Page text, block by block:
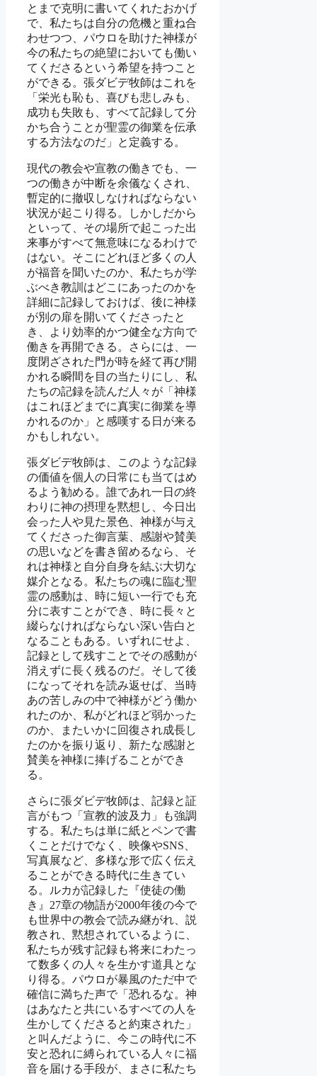
とまで克明に書いてくれたおかげ
で、私たちは自分の危機と重ね合
わせつつ、パウロを助けた神様が
今の私たちの絶望においても働い
てくださるという希望を持つこと
ができる。張ダビデ牧師はこれを
「栄光も恥も、喜びも悲しみも、
成功も失敗も、すべて記録して分
かち合うことが聖霊の御業を伝承
する方法なのだ」と定義する。
現代の教会や宣教の働きでも、一
つの働きが中断を余儀なくされ、
暫定的に撤収しなければならない
状況が起こり得る。しかしだから
といって、その場所で起こった出
来事がすべて無意味になるわけで
はない。そこにどれほど多くの人
が福音を聞いたのか、私たちが学
ぶべき教訓はどこにあったのかを
詳細に記録しておけば、後に神様
が別の扉を開いてくださったと
き、より効率的かつ健全な方向で
働きを再開できる。さらには、一
度閉ざされた門が時を経て再び開
かれる瞬間を目の当たりにし、私
たちの記録を読んだ人々が「神様
はこれほどまでに真実に御業を導
かれるのか」と感嘆する日が来る
かもしれない。
張ダビデ牧師は、このような記録
の価値を個人の日常にも当てはめ
るよう勧める。誰であれ一日の終
わりに神の摂理を黙想し、今日出
会った人や見た景色、神様が与え
てくださった御言葉、感謝や賛美
の思いなどを書き留めるなら、そ
れは神様と自分自身を結ぶ大切な
媒介となる。私たちの魂に臨む聖
霊の感動は、時に短い一行でも充
分に表すことができ、時に長々と
綴らなければならない深い告白と
なることもある。いずれにせよ、
記録として残すことでその感動が
消えずに長く残るのだ。そして後
になってそれを読み返せば、当時
あの苦しみの中で神様がどう働か
れたのか、私がどれほど弱かった
のか、またいかに回復され成長し
たのかを振り返り、新たな感謝と
賛美を神様に捧げることができ
る。
さらに張ダビデ牧師は、記録と証
言がもつ「宣教的波及力」も強調
する。私たちは単に紙とペンで書
くことだけでなく、映像やSNS、
写真展など、多様な形で広く伝え
ることができる時代に生きてい
る。ルカが記録した『使徒の働
き』27章の物語が2000年後の今で
も世界中の教会で読み継がれ、説
教され、黙想されているように、
私たちが残す記録も将来にわたっ
て数多くの人々を生かす道具とな
り得る。パウロが暴風のただ中で
確信に満ちた声で「恐れるな。神
はあなたと共にいるすべての人を
生かしてくださると約束された」
と叫んだように、今この時代に不
安と恐れに縛られている人々に福
音を届ける手段が、まさに私たち